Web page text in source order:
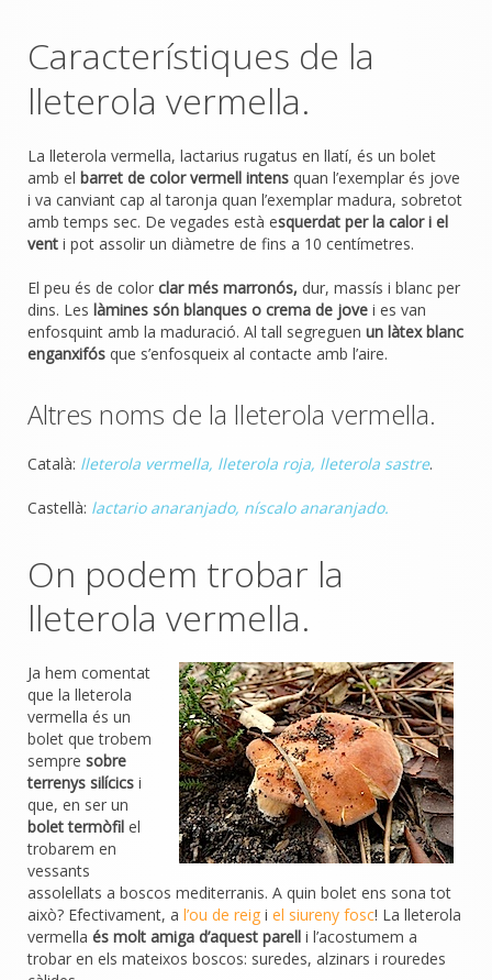
Característiques de la
lleterola vermella.
La lleterola vermella, lactarius rugatus en llatí, és un bolet
amb el barret de color vermell intens quan l’exemplar és jove
i va canviant cap al taronja quan l’exemplar madura, sobretot
amb temps sec. De vegades està esquerdat per la calor i el
vent i pot assolir un diàmetre de fins a 10 centímetres.
El peu és de color clar més marronós, dur, massís i blanc per
dins. Les làmines són blanques o crema de jove i es van
enfosquint amb la maduració. Al tall segreguen un làtex blanc
enganxifós que s’enfosqueix al contacte amb l’aire.
Altres noms de la lleterola vermella.
Català: lleterola vermella, lleterola roja, lleterola sastre.
Castellà: lactario anaranjado, níscalo anaranjado.
On podem trobar la
lleterola vermella.
Ja hem comentat
que la lleterola
vermella és un
bolet que trobem
sempre sobre
terrenys silícics i
que, en ser un
bolet termòfil el
trobarem en
vessants
assolellats a boscos mediterranis. A quin bolet ens sona tot
això? Efectivament, a l’ou de reig i el siureny fosc! La lleterola
vermella és molt amiga d’aquest parell i l’acostumem a
trobar en els mateixos boscos: suredes, alzinars i rouredes